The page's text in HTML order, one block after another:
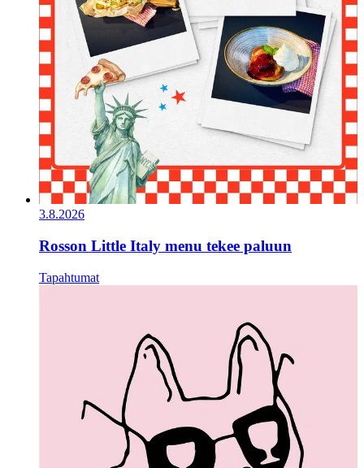
3.8.2026
Rosson Little Italy menu tekee paluun
Tapahtumat